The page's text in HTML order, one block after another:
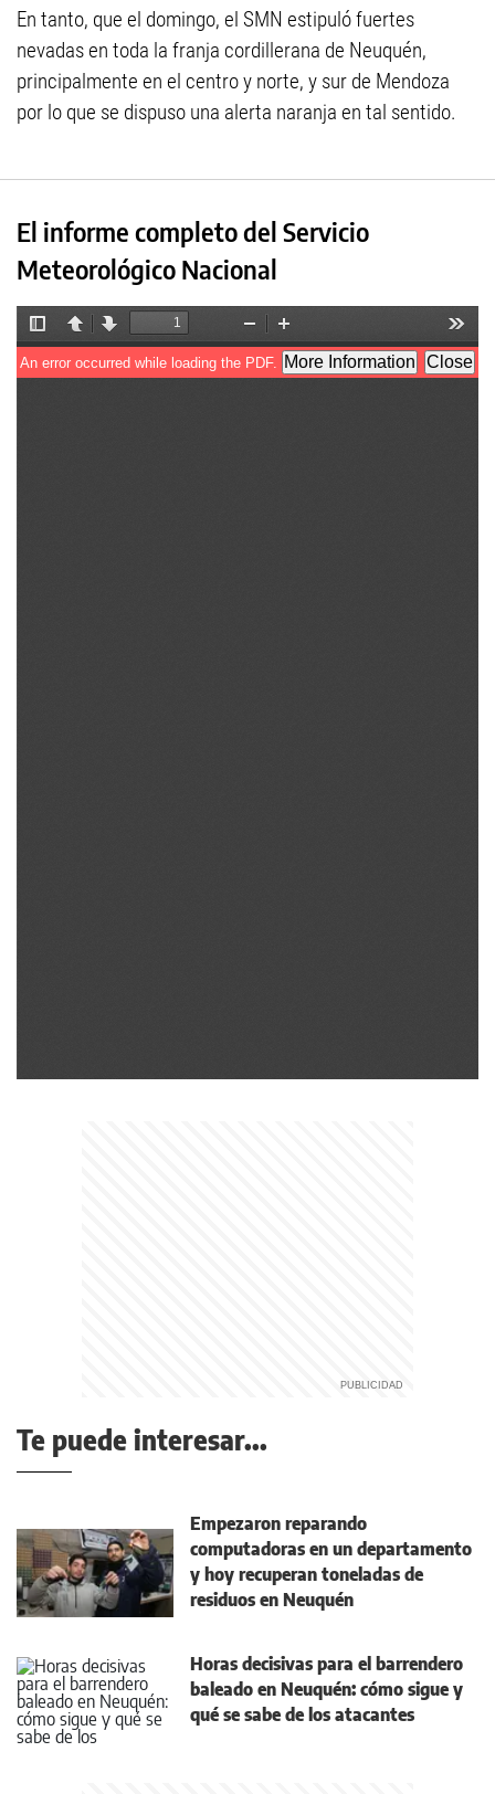
En tanto, que el domingo, el SMN estipuló fuertes
nevadas en toda la franja cordillerana de Neuquén,
principalmente en el centro y norte, y sur de Mendoza
por lo que se dispuso una alerta naranja en tal sentido.
El informe completo del Servicio
Meteorológico Nacional
Te puede interesar...
Empezaron reparando
computadoras en un departamento
y hoy recuperan toneladas de
residuos en Neuquén
Horas decisivas para el barrendero
baleado en Neuquén: cómo sigue y
qué se sabe de los atacantes